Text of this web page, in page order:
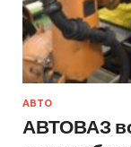
АВТО
АВТОВАЗ